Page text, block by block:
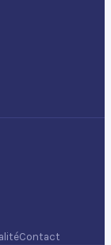
Contact